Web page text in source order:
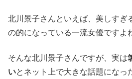
北川景子さんといえば、美しすぎ
の的になっている一流女優ですよ
そんな北川景子さんですが、実は
いとネット上で大きな話題になっ